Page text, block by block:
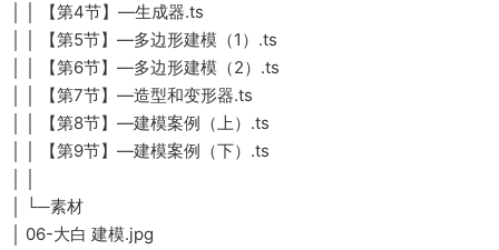
│ │ 【第4节】—生成器.ts
│ │ 【第5节】—多边形建模（1）.ts
│ │ 【第6节】—多边形建模（2）.ts
│ │ 【第7节】—造型和变形器.ts
│ │ 【第8节】—建模案例（上）.ts
│ │ 【第9节】—建模案例（下）.ts
│ └─素材
│ 06-大白 建模.jpg